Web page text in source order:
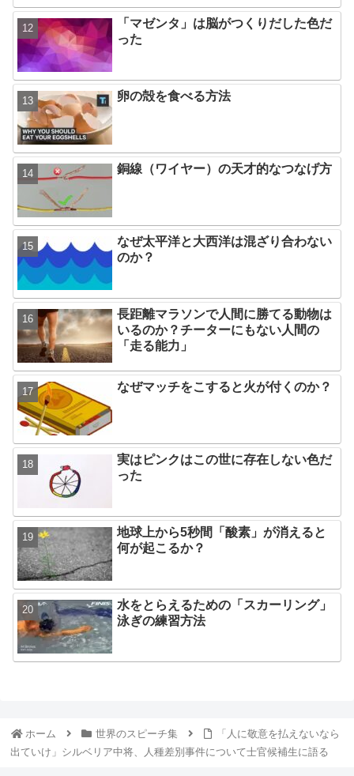
「マゼンタ」は脳がつくりだした色だ
った
卵の殻を食べる方法
銅線（ワイヤー）の天才的なつなげ方
なぜ太平洋と大西洋は混ざり合わない
のか？
長距離マラソンで人間に勝てる動物は
いるのか？チーターにもない人間の
「走る能力」
なぜマッチをこすると火が付くのか？
実はピンクはこの世に存在しない色だ
った
地球上から5秒間「酸素」が消えると
何が起こるか？
水をとらえるための「スカーリング」
泳ぎの練習方法
ホーム 世界のスピーチ集
「人に敬意を払えないなら
出ていけ」シルベリア中将、人種差別事件について士官候補生に語る